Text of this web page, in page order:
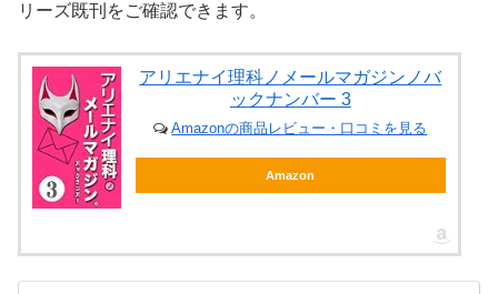
リーズ既刊をご確認できます。
アリエナイ理科ノメールマガジンノバ
ックナンバー 3
Amazonの商品レビュー・口コミを見る
Amazon